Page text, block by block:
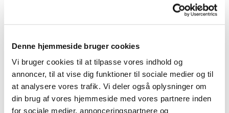
Denne hjemmeside bruger cookies
Vi bruger cookies til at tilpasse vores indhold og
annoncer, til at vise dig funktioner til sociale medier og til
at analysere vores trafik. Vi deler også oplysninger om
din brug af vores hjemmeside med vores partnere inden
for sociale medier, annonceringspartnere og